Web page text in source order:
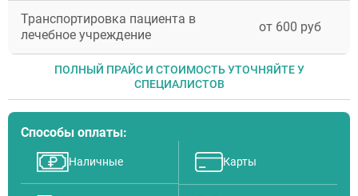
Транспортировка пациента в
лечебное учреждение
от 600 руб
ПОЛНЫЙ ПРАЙС И СТОИМОСТЬ УТОЧНЯЙТЕ У
СПЕЦИАЛИСТОВ
Способы оплаты:
Наличные Карты
Кубинка
Голицыно
Бронницы
Хотьково
Куровское
Пущино
Черноголовка
Талдом
Руза